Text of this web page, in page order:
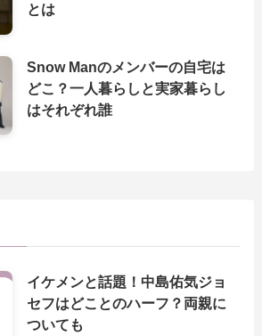
とは
Snow Manのメンバーの自宅は
どこ？一人暮らしと実家暮らし
はそれぞれ誰
イケメンと話題！中島佑気ジョ
セフはどことのハーフ？両親に
ついても